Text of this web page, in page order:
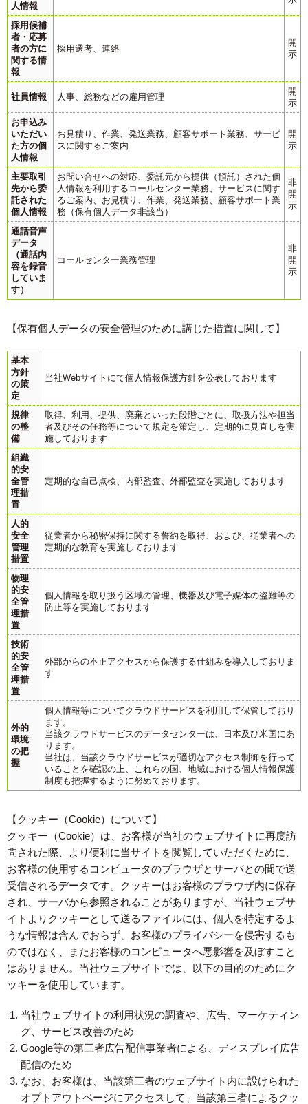
人情報
採用候補
者・応募
者の方に
関する情
報
採用選考、連絡
開
示
社員情報 人事、総務などの雇用管理
開
示
お申込み
いただい
た方の個
人情報
お見積り、作業、発送業務、顧客サポート業務、サービ
スに関するご案内
開
示
主要取引
先から委
託された
個人情報
お問い合せへの対応、委託元から提供（預託）された個
人情報を利用するコールセンター業務、サービスに関す
るご案内、お見積り、作業、発送業務、顧客サポート業
務（保有個人データ非該当）
非
開
示
通話音声
データ
（通話内
容を録音
していま
す）
コールセンター業務管理
非
開
示
【保有個人データの安全管理のために講じた措置に関して】
基本
方針
の策
定
当社Webサイトにて個人情報保護方針を公表しております
規律
の整
備
取得、利用、提供、廃棄といった段階ごとに、取扱方法や担当
者及びその任務等について規定を策定し、定期的に見直しを実
施しております
組織
的安
全管
理措
置
定期的な自己点検、内部監査、外部監査を実施しております
人的
安全
管理
措置
従業者から秘密保持に関する誓約を取得、および、従業者への
定期的な教育を実施しております
物理
的安
全管
理措
置
個人情報を取り扱う区域の管理、機器及び電子媒体の盗難等の
防止等を実施しております
技術
的安
全管
理措
置
外部からの不正アクセスから保護する仕組みを導入しておりま
す
外的
環境
の把
握
個人情報等についてクラウドサービスを利用して保管しており
ます。
当該クラウドサービスのデータセンターは、日本及び米国にあ
ります。
当社は、当該クラウドサービスが適切なアクセス制御を行って
いることを確認の上、これらの国、地域における個人情報保護
制度も把握するように努めております。
【クッキー（Cookie）について】
クッキー（Cookie）は、お客様が当社のウェブサイトに再度訪
問された際、より便利に当サイトを閲覧していただくために、
お客様の使用するコンピュータのブラウザとサーバとの間で送
受信されるデータです。クッキーはお客様のブラウザ内に保存
され、サーバから参照されることがありますが、当社ウェブサ
イトよりクッキーとして送るファイルには、個人を特定するよ
うな情報は含んでおらず、お客様のプライバシーを侵害するも
のではなく、またお客様のコンピュータへ悪影響を及ぼすこと
はありません。当社ウェブサイトでは、以下の目的のためにク
ッキーを使用しています。
当社ウェブサイトの利用状況の調査や、広告、マーケティン
グ、サービス改善のため
Google等の第三者広告配信事業者による、ディスプレイ広告
配信のため
なお、お客様は、当該第三者のウェブサイト内に設けられた
オプトアウトページにアクセスして、当該第三者によるクッ